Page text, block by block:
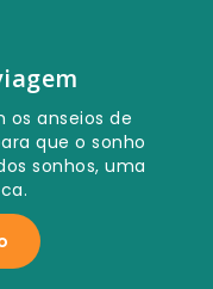
os anseios de
que o sonho
sonhos, uma